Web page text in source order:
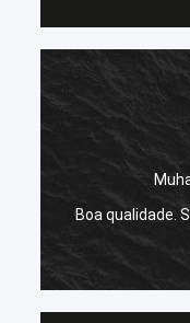
Boa qualidade.